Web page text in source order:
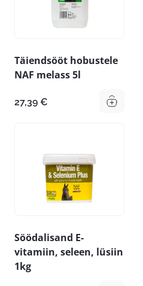
Täiendsööt hobustele
NAF melass 5l
27,39 €
Söödalisand E-
vitamiin, seleen, lüsiin
1kg